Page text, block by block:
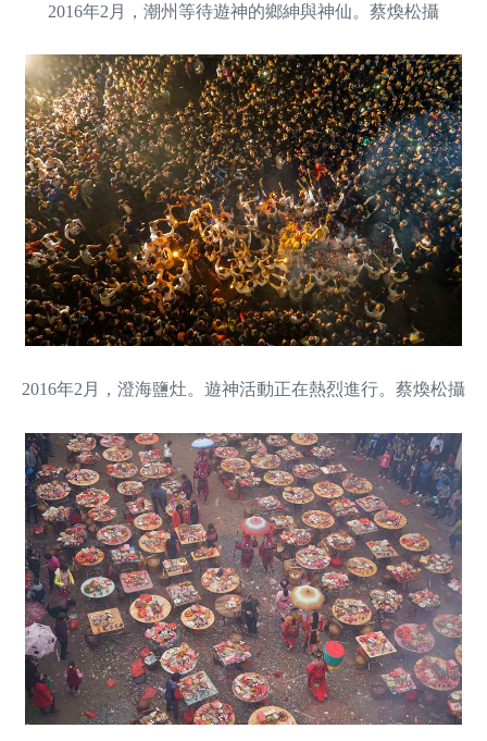
2016年2月，潮州等待遊神的鄉紳與神仙。蔡煥松攝
2016年2月，澄海鹽灶。遊神活動正在熱烈進行。蔡煥松攝